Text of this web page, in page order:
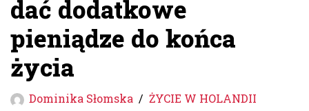
dać dodatkowe
pieniądze do końca
życia
Dominika Słomska ŻYCIE W HOLANDII